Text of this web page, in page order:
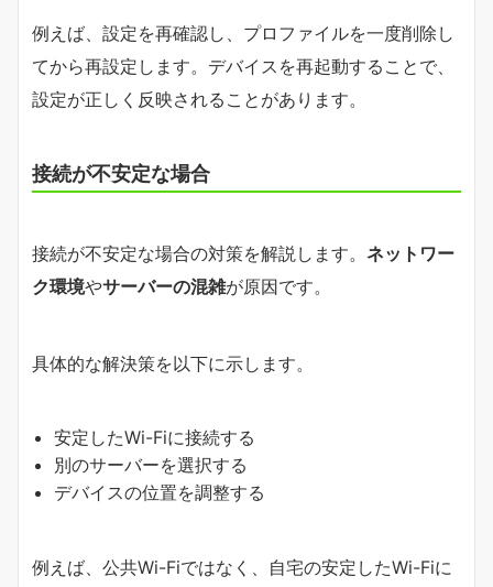
例えば、設定を再確認し、プロファイルを一度削除し
てから再設定します。デバイスを再起動することで、
設定が正しく反映されることがあります。
接続が不安定な場合
接続が不安定な場合の対策を解説します。 ネットワー
ク環境やサーバーの混雑が原因です。
具体的な解決策を以下に示します。
安定したWi-Fiに接続する
別のサーバーを選択する
デバイスの位置を調整する
例えば、公共Wi-Fiではなく、自宅の安定したWi-Fiに